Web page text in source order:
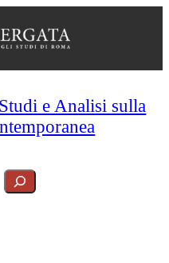
e Analisi sulla